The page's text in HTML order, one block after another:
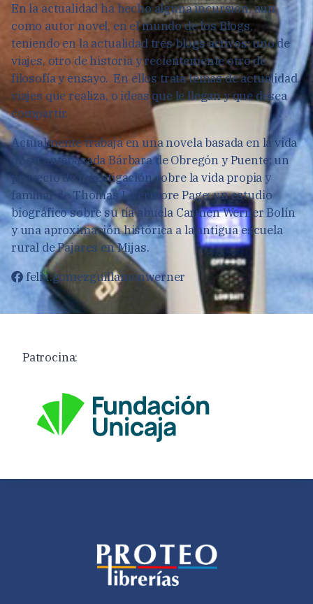
En la actualidad ha hecho alguna incursión, aun
como autor novel, en el mundo de los Blogs,
teniendo en la actualidad tres blogs activos: uno de
viajes, otro de historia y recientemente otro de
filosofía y ensayo. En ellos trata temas de actualidad,
viajes que realiza, o ideas que le llegan y que desea
compartir.
Actualmente trabaja en una novela basada en la vida
de su antepasada Bárbara de Obregón y Puente; un
proyecto de investigación sobre la vida propia y
familiar de Thomas Livermore Page; un estudio
biográfico sobre su tía abuela Carmen Werner Bolín
y una aproximación histórica a la antigua escuela
rural de Pajares en Mijas.
felix.gomezguillamonwerner
Patrocina: